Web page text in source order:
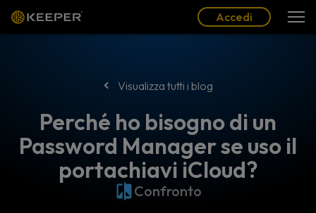
Accedi
Visualizza tutti i blog
Perché ho bisogno di un
Password Manager se uso il
portachiavi iCloud?
Confronto